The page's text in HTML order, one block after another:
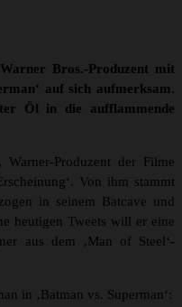
Bros.-Produzent mit
auf sich aufmerksam.
Öl in die aufflammende
Produzent der Filme
Von ihm stammt
in seinem Batcave und
heutigen Tweets will er eine
aus dem ‚Man of Steel‘-
in ‚Batman vs. Superman‘: